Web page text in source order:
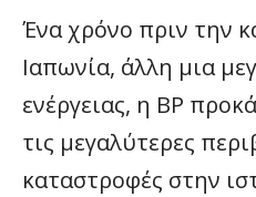
Ένα χρόνο πριν την
Ιαπωνία, άλλη μια
ενέργειας, η BP
τις μεγαλύτερες
καταστροφές στην